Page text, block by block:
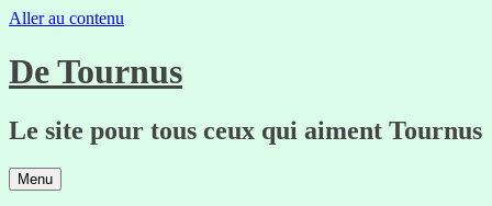
Aller au contenu
De Tournus
Le site pour tous ceux qui aiment Tournus
Menu